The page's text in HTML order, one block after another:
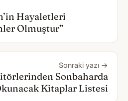
Hayaletleri
Olmuştur”
Sonraki yazı →
Sonbaharda
Kitaplar Listesi